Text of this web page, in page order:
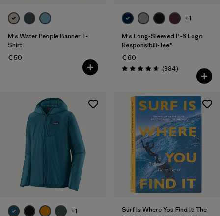
M's Water People Banner T-
Shirt
€ 50
+1
M's Long-Sleeved P-6 Logo
Responsibili-Tee®
€ 60
Évaluation: 4.6 / 5
(384Avis
)
+1
Surf Is Where You Find It: The